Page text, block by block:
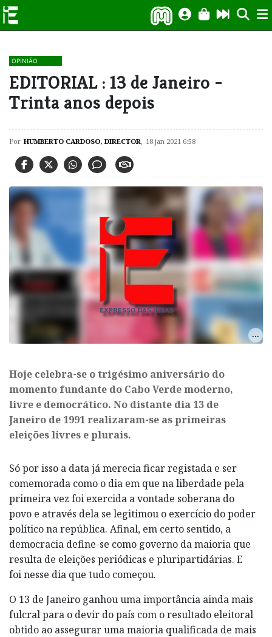
OPINIÃO
EDITORIAL : 13 de Janeiro -
Trinta anos depois
Por HUMBERTO CARDOSO, DIRECTOR, 18 jan 2021 6:58
​Hoje celebra-se o trigésimo aniversário do
momento fundante do Cabo Verde moderno,
livre e democrático. No distante dia 13 de
Janeiro de 1991 realizaram-se as primeiras
eleições livres e plurais.
Só por isso a data já merecia ficar registada e ser
comemorada como o dia em que na liberdade pela
primeira vez foi exercida a vontade soberana do
povo e através dela se legitimou o exercício do poder
político na república. Afinal, em certo sentido, a
democracia define-se como governo da maioria que
resulta de eleições periódicas e pluripartidárias. E
foi nesse dia que tudo começou.
O 13 de Janeiro ganhou uma importância ainda mais
fulcral para o devir do país com o resultado eleitoral
obtido ao assegurar uma maioria qualificada de mais